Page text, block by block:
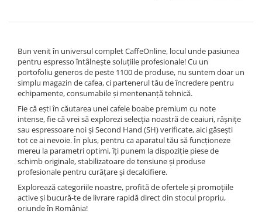
Bun venit în universul complet CaffeOnline, locul unde pasiunea
pentru espresso întâlnește soluțiile profesionale! Cu un
portofoliu generos de peste 1100 de produse, nu suntem doar un
simplu magazin de cafea, ci partenerul tău de încredere pentru
echipamente, consumabile și mentenanță tehnică.
Fie că ești în căutarea unei cafele boabe premium cu note
intense, fie că vrei să explorezi selecția noastră de ceaiuri, râșnițe
sau espressoare noi și Second Hand (SH) verificate, aici găsești
tot ce ai nevoie. În plus, pentru ca aparatul tău să funcționeze
mereu la parametri optimi, îți punem la dispoziție piese de
schimb originale, stabilizatoare de tensiune și produse
profesionale pentru curățare și decalcifiere.
Explorează categoriile noastre, profită de ofertele și promoțiile
active și bucură-te de livrare rapidă direct din stocul propriu,
oriunde în România!